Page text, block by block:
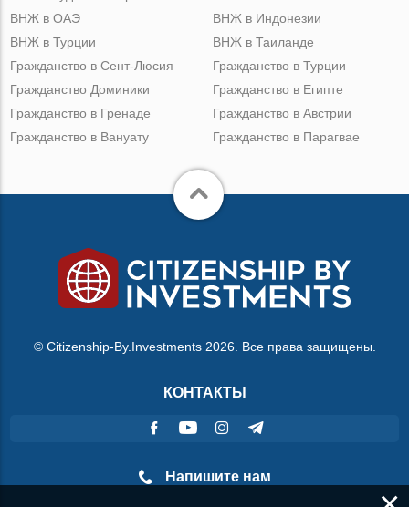
ВНЖ в ОАЭ
ВНЖ в Турции
ВНЖ в Индонезии
ВНЖ в Таиланде
Гражданство в Сент-Люсия
Гражданство Доминики
Гражданство в Гренаде
Гражданство в Вануату
Гражданство в Турции
Гражданство в Египте
Гражданство в Австрии
Гражданство в Парагвае
© Citizenship-By.Investments 2026. Все права защищены.
КОНТАКТЫ
Напишите нам